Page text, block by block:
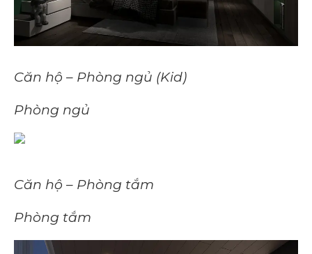
Căn hộ – Phòng ngủ (Kid)
Phòng ngủ
Căn hộ – Phòng tắm
Phòng tắm